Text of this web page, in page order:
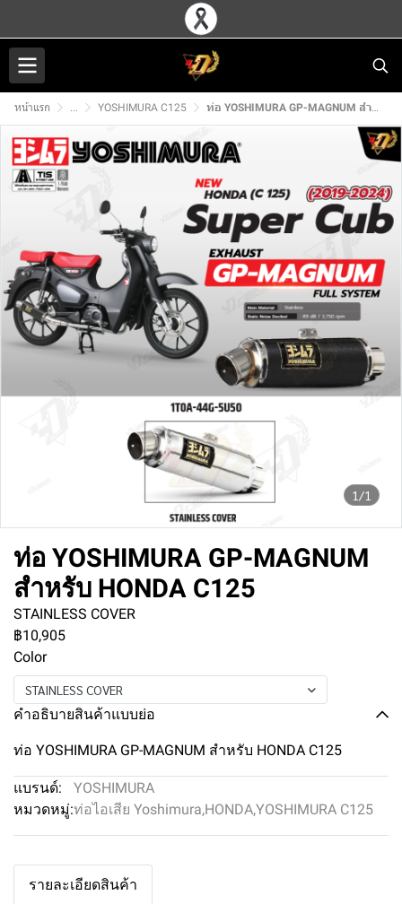
หน้าแรก ... YOSHIMURA C125 ท่อ YOSHIMURA GP-MAGNUM สำหรับ HONDA C125
1/1
ท่อ YOSHIMURA GP-MAGNUM
สำหรับ HONDA C125
STAINLESS COVER
฿10,905
Color
STAINLESS COVER
คำอธิบายสินค้าแบบย่อ
ท่อ YOSHIMURA GP-MAGNUM สำหรับ HONDA C125
แบรนด์:
YOSHIMURA
หมวดหมู่:ท่อไอเสีย Yoshimura,HONDA,YOSHIMURA C125
รายละเอียดสินค้า